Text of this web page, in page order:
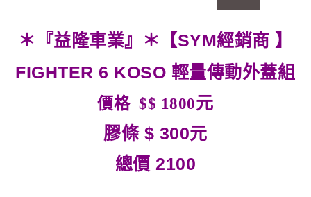
＊『益隆車業』＊【SYM經銷商 】
FIGHTER 6 KOSO 輕量傳動外蓋組
價格 $$ 1800元
膠條 $ 300元
總價 2100